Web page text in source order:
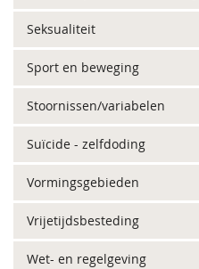
Seksualiteit
Sport en beweging
Stoornissen/variabelen
Suïcide - zelfdoding
Vormingsgebieden
Vrijetijdsbesteding
Wet- en regelgeving